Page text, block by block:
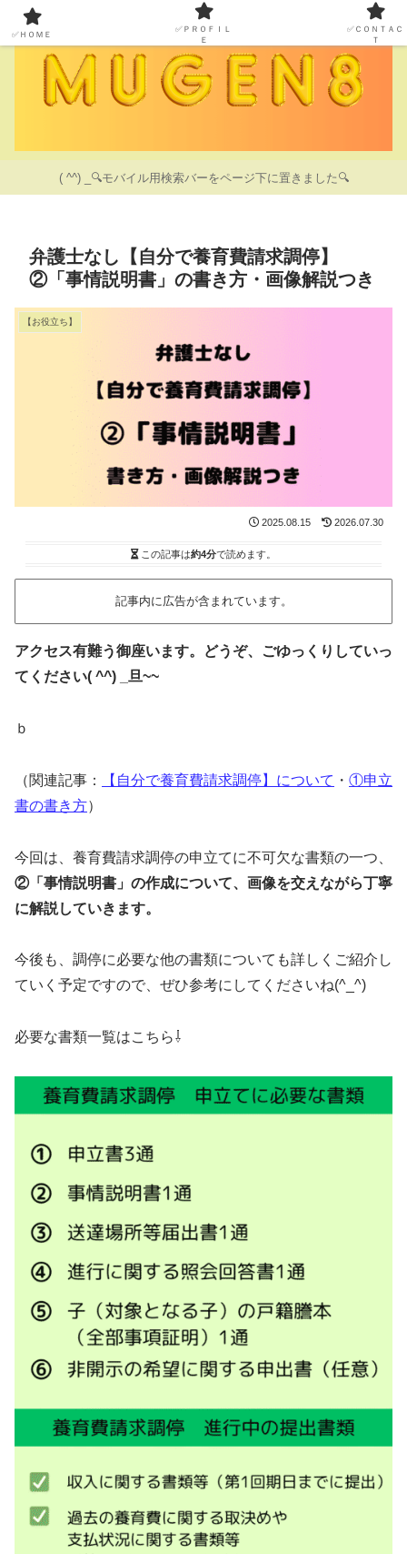
( ^^) _🔍モバイル用検索バーをページ下に置きました🔍
弁護士なし【自分で養育費請求調停】
②「事情説明書」の書き方・画像解説つき
【お役立ち】
2025.08.15 2026.07.30
この記事は約4分で読めます。
記事内に広告が含まれています。
アクセス有難う御座います。どうぞ、ごゆっくりしていっ
てください( ^^) _旦~~
ｂ
（関連記事： 【自分で養育費請求調停】について ・ ①申立
書の書き方）
今回は、養育費請求調停の申立てに不可欠な書類の一つ、
②「事情説明書」の作成について、画像を交えながら丁寧
に解説していきます。
今後も、調停に必要な他の書類についても詳しくご紹介し
ていく予定ですので、ぜひ参考にしてくださいね(^_^)
必要な書類一覧はこちら⇩
✅ＨＯＭＥ
✅ＰＲＯＦＩＬ
Ｅ
✅ＣＯＮＴＡＣ
Ｔ